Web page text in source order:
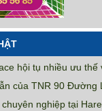
hội tụ nhiều ưu thế
của TNR 90 Đường
nghiệp tại